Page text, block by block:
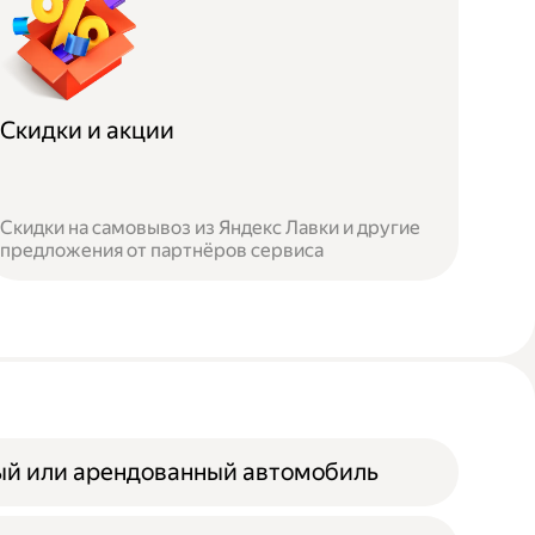
Скидки и акции
Скидки на самовывоз из Яндекс Лавки и другие
предложения от партнёров сервиса
или арендованный автомобиль